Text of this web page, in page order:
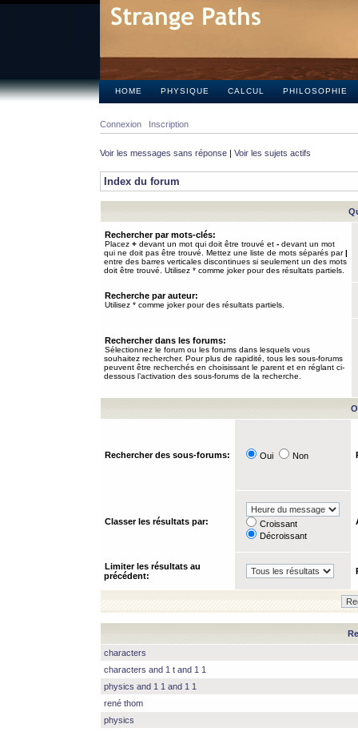
HOME PHYSIQUE CALCUL PHILOSOPHIE
Connexion Inscription
Voir les messages sans réponse | Voir les sujets actifs
Index du forum
Rechercher par mots-clés:
Placez + devant un mot qui doit être trouvé et - devant un mot
qui ne doit pas être trouvé. Mettez une liste de mots séparés par|
entre des barres verticales discontinues si seulement un des mots
doit être trouvé. Utilisez * comme joker pour des résultats partiels.
Recherche par auteur:
Utilisez * comme joker pour des résultats partiels.
Rechercher dans les forums:
Sélectionnez le forum ou les forums dans lesquels vous
souhaitez rechercher. Pour plus de rapidité, tous les sous-forums
peuvent être recherchés en choisissant le parent et en réglant ci-
dessous l’activation des sous-forums de la recherche.
Rechercher des sous-forums: Oui Non
Classer les résultats par:
Croissant
Décroissant
Limiter les résultats au
précédent:
characters
characters and 1 t and 1 1
physics and 1 1 and 1 1
rené thom
physics